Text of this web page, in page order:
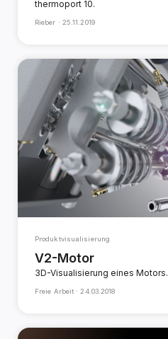
thermoport 10.
Rieber · 25.11.2019
Produktvisualisierung
V2-Motor
3D-Visualisierung eines Motors.
Freie Arbeit ·24.03.2018